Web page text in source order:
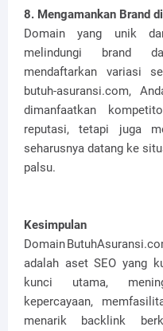
8. Mengamankan Brand
Domain yang unik
melindungi brand
mendaftarkan variasi
butuh-asuransi.com,
dimanfaatkan
reputasi, tetapi juga
seharusnya datang ke
palsu.
Kesimpulan
Domain
adalah aset SEO yang
kunci utama,
kepercayaan,
menarik backlink